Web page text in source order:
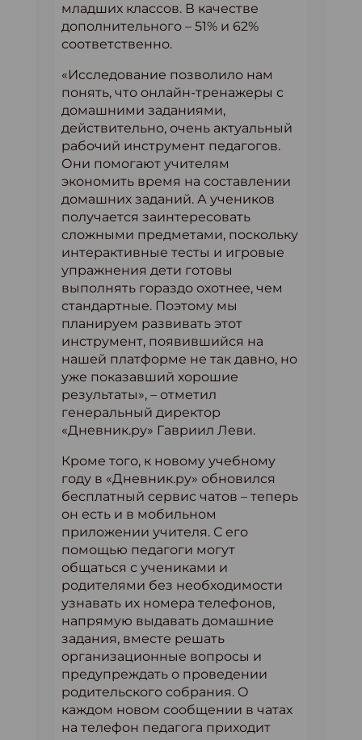
младших классов. В качестве
дополнительного – 51% и 62%
соответственно.
«Исследование позволило нам
понять, что онлайн-тренажеры с
домашними заданиями,
действительно, очень актуальный
рабочий инструмент педагогов.
Они помогают учителям
экономить время на составлении
домашних заданий. А учеников
получается заинтересовать
сложными предметами, поскольку
интерактивные тесты и игровые
упражнения дети готовы
выполнять гораздо охотнее, чем
стандартные. Поэтому мы
планируем развивать этот
инструмент, появившийся на
нашей платформе не так давно, но
уже показавший хорошие
результаты», – отметил
генеральный директор
«Дневник.ру» Гавриил Леви.
Кроме того, к новому учебному
году в «Дневник.ру» обновился
бесплатный сервис чатов – теперь
он есть и в мобильном
приложении учителя. С его
помощью педагоги могут
общаться с учениками и
родителями без необходимости
узнавать их номера телефонов,
напрямую выдавать домашние
задания, вместе решать
организационные вопросы и
предупреждать о проведении
родительского собрания. О
каждом новом сообщении в чатах
на телефон педагога приходит